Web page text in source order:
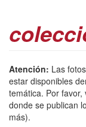
Atención: Las
estar disponibles
temática. Por favor,
donde se publican
más).